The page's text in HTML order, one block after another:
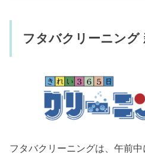
フタバクリーニング
フタバクリーニングは、午前